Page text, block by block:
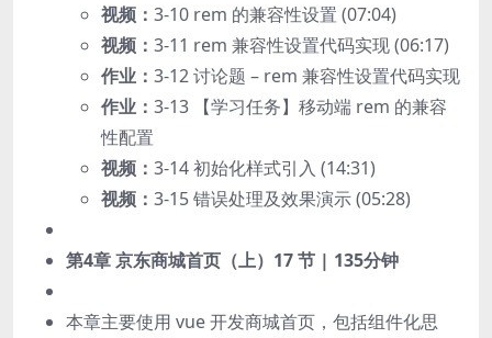
视频： 3-10 rem 的兼容性设置 (07:04)
视频： 3-11 rem 兼容性设置代码实现 (06:17)
作业： 3-12 讨论题 – rem 兼容性设置代码实现
作业： 3-13 【学习任务】移动端 rem 的兼容
性配置
视频： 3-14 初始化样式引入 (14:31)
视频： 3-15 错误处理及效果演示 (05:28)
第4章 京东商城首页（上） 17 节 | 135分钟
本章主要使用 vue 开发商城首页，包括组件化思